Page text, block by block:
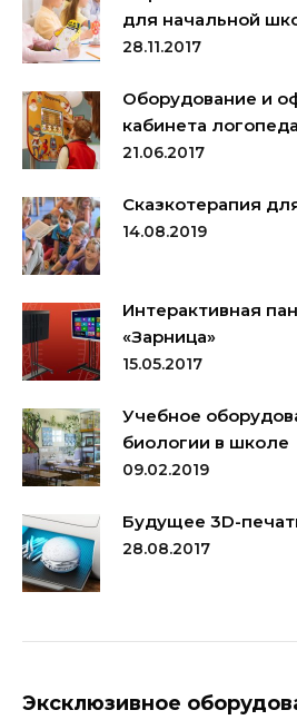
для начальной
28.11.2017
Оборудование и
кабинета логопеда
21.06.2017
Сказкотерапия
14.08.2019
Интерактивная
«Зарница»
15.05.2017
Учебное
биологии в школе
09.02.2019
Будущее 3D-
28.08.2017
Эксклюзивное